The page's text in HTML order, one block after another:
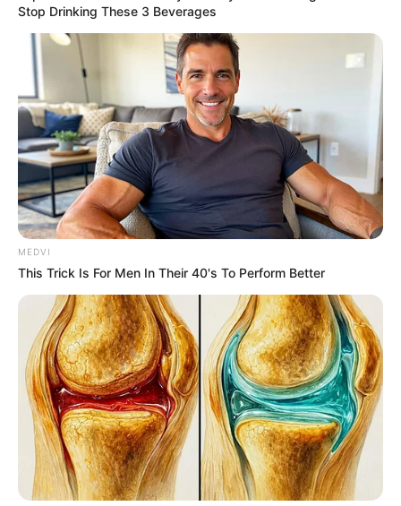
The Monster Snake That Makes Anacondas Look
Tiny!
BRAINBERRIES
Tropes Hollywood Invented That Have Nothing To Do
With Reality
BRAINBERRIES
Stop Drinking These 3 Beverages
MEDVI
This Trick Is For Men In Their 40's To Perform Better